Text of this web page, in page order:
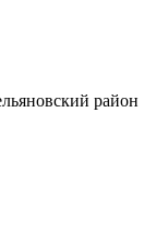
район